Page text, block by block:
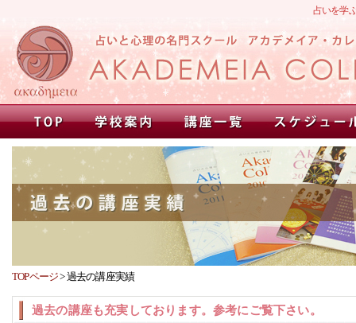
占いを学
TOPページ>過去の講座実績
過去の講座も充実しております。参考にご覧下さい。